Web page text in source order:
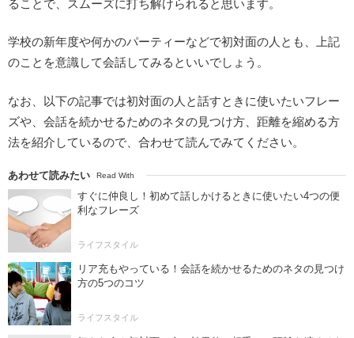
ることで、スムーズに打ち解けられると思います。
学校の新年度や何かのパーティーなどで初対面の人とも、上記
のことを意識して会話してみるといいでしょう。
なお、以下の記事では初対面の人と話すときに使いたいフレー
ズや、会話を続かせるためのネタの見つけ方、距離を縮める方
法を紹介しているので、合わせて読んでみてください。
あわせて読みたい Read With
すぐに仲良し！初めて話しかけるときに使いたい4つの便
利なフレーズ
ライフスタイル
リア充もやっている！会話を続かせるためのネタの見つけ
方の5つのコツ
ライフスタイル